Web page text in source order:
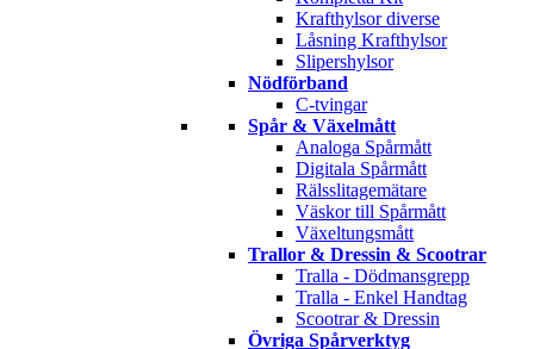
Krafthylsor diverse
Låsning Krafthylsor
Slipershylsor
Nödförband
C-tvingar
Spår & Växelmått
Analoga Spårmått
Digitala Spårmått
Rälsslitagemätare
Väskor till Spårmått
Växeltungsmått
Trallor & Dressin & Scootrar
Tralla - Dödmansgrepp
Tralla - Enkel Handtag
Scootrar & Dressin
Övriga Spårverktyg